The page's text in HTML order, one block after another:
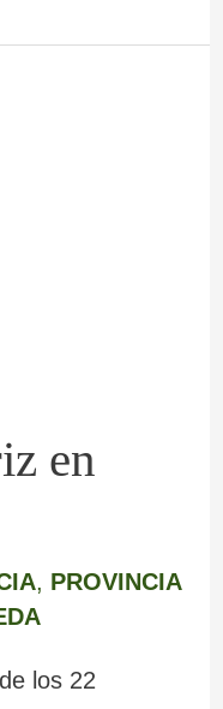
en
, PROVINCIA
los 22